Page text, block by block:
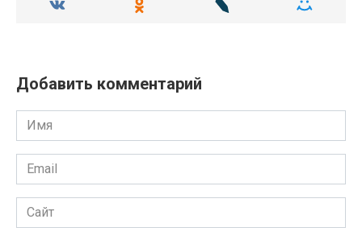
Добавить комментарий
Имя
Email
Сайт